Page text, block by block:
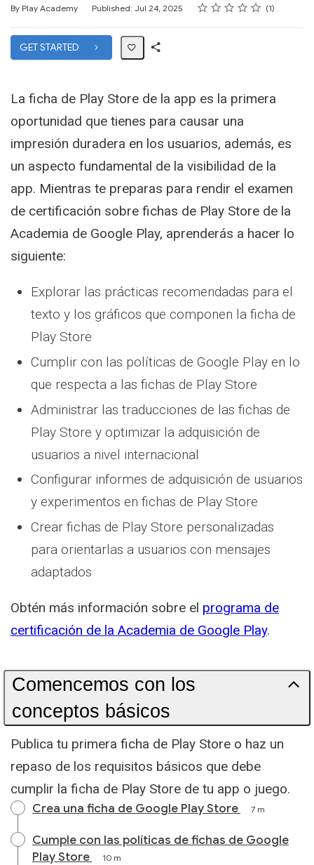
By Play Academy Published: Jul 24, 2025 Rating
1 star
2 stars
3 stars
4 stars
5 stars
Average rating: 3.0 1
1 review
GET STARTED
La ficha de Play Store de la app es la primera
oportunidad que tienes para causar una
impresión duradera en los usuarios, además, es
un aspecto fundamental de la visibilidad de la
app. Mientras te preparas para rendir el examen
de certificación sobre fichas de Play Store de la
Academia de Google Play, aprenderás a hacer lo
siguiente:
Explorar las prácticas recomendadas para el
texto y los gráficos que componen la ficha de
Play Store
Cumplir con las políticas de Google Play en lo
que respecta a las fichas de Play Store
Administrar las traducciones de las fichas de
Play Store y optimizar la adquisición de
usuarios a nivel internacional
Configurar informes de adquisición de usuarios
y experimentos en fichas de Play Store
Crear fichas de Play Store personalizadas
para orientarlas a usuarios con mensajes
adaptados
Obtén más información sobre el programa de
certificación de la Academia de Google Play.
Comencemos con los
conceptos básicos
Publica tu primera ficha de Play Store o haz un
repaso de los requisitos básicos que debe
cumplir la ficha de Play Store de tu app o juego.
Crea una ficha de Google Play Store 7 m
Cumple con las políticas de fichas de Google
Play Store
10 m